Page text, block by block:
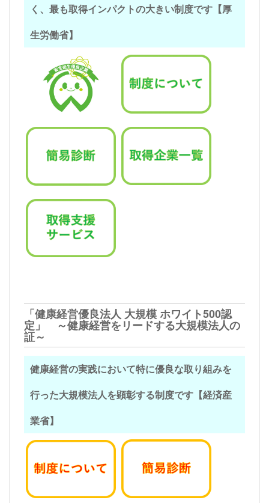
く、最も取得インパクトの大きい制度です【厚
生労働省】
「健康経営優良法人 大規模 ホワイト500認
定」 ～健康経営をリードする大規模法人の
証～
健康経営の実践において特に優良な取り組みを
行った大規模法人を顕彰する制度です【経済産
業省】